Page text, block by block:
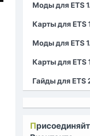
Моды для ETS
Карты для ETS
Моды для ETS
Карты для ETS
Гайды для ETS
П